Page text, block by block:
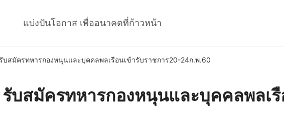
แบ่งปันโอกาส เพื่ออนาคตที่ก้าวหน้า
บสมัครทหารกองหนุนและบุคคลพลเรือนเข้ารับราชการ20-24ก.พ.60
บสมัครทหารกองหนุนและบุคคลพลเ